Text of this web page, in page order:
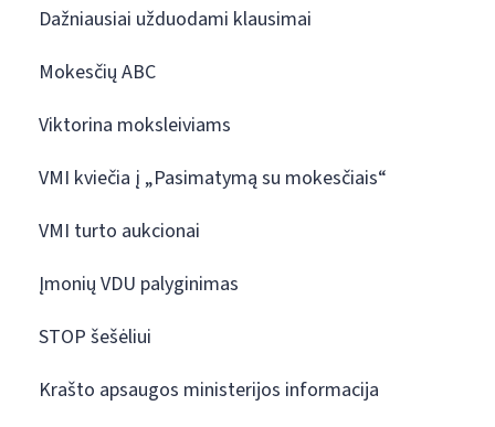
Dažniausiai užduodami klausimai
Mokesčių ABC
Viktorina moksleiviams
VMI kviečia į „Pasimatymą su mokesčiais“
VMI turto aukcionai
Įmonių VDU palyginimas
STOP šešėliui
Krašto apsaugos ministerijos informacija